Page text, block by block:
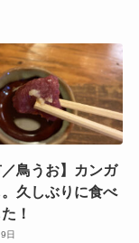
／鳥うお】カンガ
久しぶりに食べ
！
日